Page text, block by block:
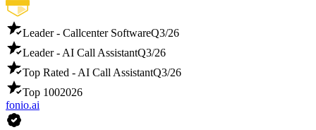
Leader - Callcenter SoftwareQ3/26
Leader - AI Call AssistantQ3/26
Top Rated - AI Call AssistantQ3/26
Top 1002026
fonio.ai